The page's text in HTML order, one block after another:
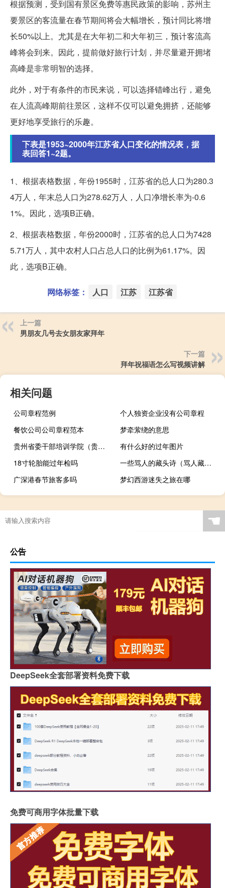
根据预测，受到国有景区免费等惠民政策的影响，苏州主
要景区的客流量在春节期间将会大幅增长，预计同比将增
长50%以上。尤其是在大年初二和大年初三，预计客流高
峰将会到来。因此，提前做好旅行计划，并尽量避开拥堵
高峰是非常明智的选择。
此外，对于有条件的市民来说，可以选择错峰出行，避免
在人流高峰期前往景区，这样不仅可以避免拥挤，还能够
更好地享受旅行的乐趣。
下表是1953~2000年江苏省人口变化的情况表，据
表回答1~2题。
1、根据表格数据，年份1955时，江苏省的总人口为280.3
4万人，年末总人口为278.62万人，人口净增长率为-0.6
1%。因此，选项B正确。
2、根据表格数据，年份2000时，江苏省的总人口为7428
5.71万人，其中农村人口占总人口的比例为61.17%。因
此，选项B正确。
网络标签： 人口 江苏 江苏省
上一篇
男朋友几号去女朋友家拜年
下一篇
拜年祝福语怎么写视频讲解
相关问题
公司章程范例
个人独资企业没有公司章程
餐饮公司公司章程范本
梦牵萦绕的意思
贵州省委干部培训学院（贵州干部在线学习学院）
有什么好的过年图片
18寸轮胎能过年检吗
一些骂人的藏头诗（骂人藏头诗搞笑）
广深港春节旅客多吗
梦幻西游迷失之旅在哪
☚
公告
DeepSeek全套部署资料免费下载
免费可商用字体批量下载